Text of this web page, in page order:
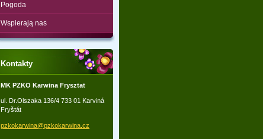
Pogoda
Wspierają nas
Kontakty
MK PZKO Karwina Frysztat
ul. Dr.Olszaka 136/4 733 01 Karviná
Fryštát
pzkokarwina@pzkokarwina. cz